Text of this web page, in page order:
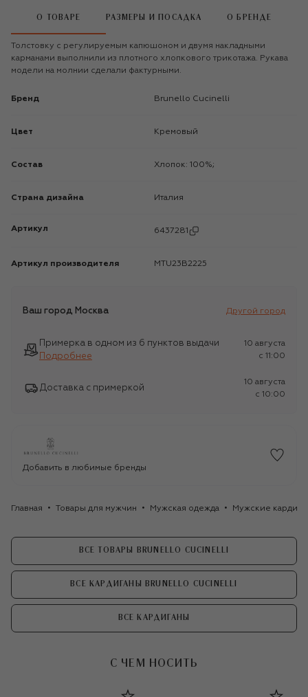
О ТОВАРЕ РАЗМЕРЫ И ПОСАДКА О БРЕНДЕ
Толстовку с регулируемым капюшоном и двумя накладными
карманами выполнили из плотного хлопкового трикотажа. Рукава
модели на молнии сделали фактурными.
Бренд Brunello Cucinelli
Цвет Кремовый
Состав Хлопок: 100%;
Страна дизайна Италия
Артикул 6437281
Артикул производителя MTU23B2225
Ваш город Москва Другой город
Примерка в одном из 6 пунктов выдачи
Подробнее
10 августа
c 11:00
Доставка с примеркой
10 августа
c 10:00
Добавить в любимые бренды
Главная Товары для мужчин Мужская одежда Мужские
ВСЕ ТОВАРЫ BRUNELLO CUCINELLI
ВСЕ КАРДИГАНЫ BRUNELLO CUCINELLI
ВСЕ КАРДИГАНЫ
С ЧЕМ НОСИТЬ